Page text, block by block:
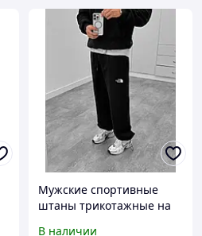
Мужские спортивные
штаны трикотажные на
В наличии